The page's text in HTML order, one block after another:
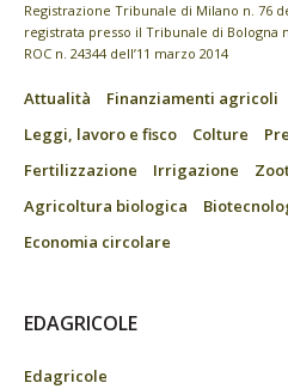
Registrazione Tribunale di Milano n. 76
registrata presso il Tribunale di Bologna
ROC n. 24344 dell’11 marzo 2014
Attualità Finanziamenti agricoli
Leggi, lavoro e fisco
Colture
Fertilizzazione
Irrigazione
Agricoltura biologica
Economia circolare
EDAGRICOLE
Edagricole